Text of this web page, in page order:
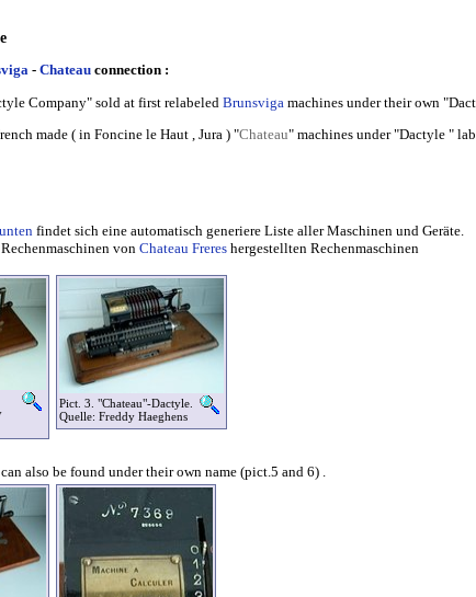
- Chateau connection :
Company" sold at first relabeled Brunsviga machines under their own
made ( in Foncine le Haut , Jura ) "Chateau" machines under "Dactyle "
findet sich eine automatisch generiere Liste aller Maschinen und Geräte.
von Chateau Freres hergestellten Rechenmaschinen
Pict. 3. "Chateau"-Dactyle.
Quelle: Freddy Haeghens
also be found under their own name (pict.5 and 6) .